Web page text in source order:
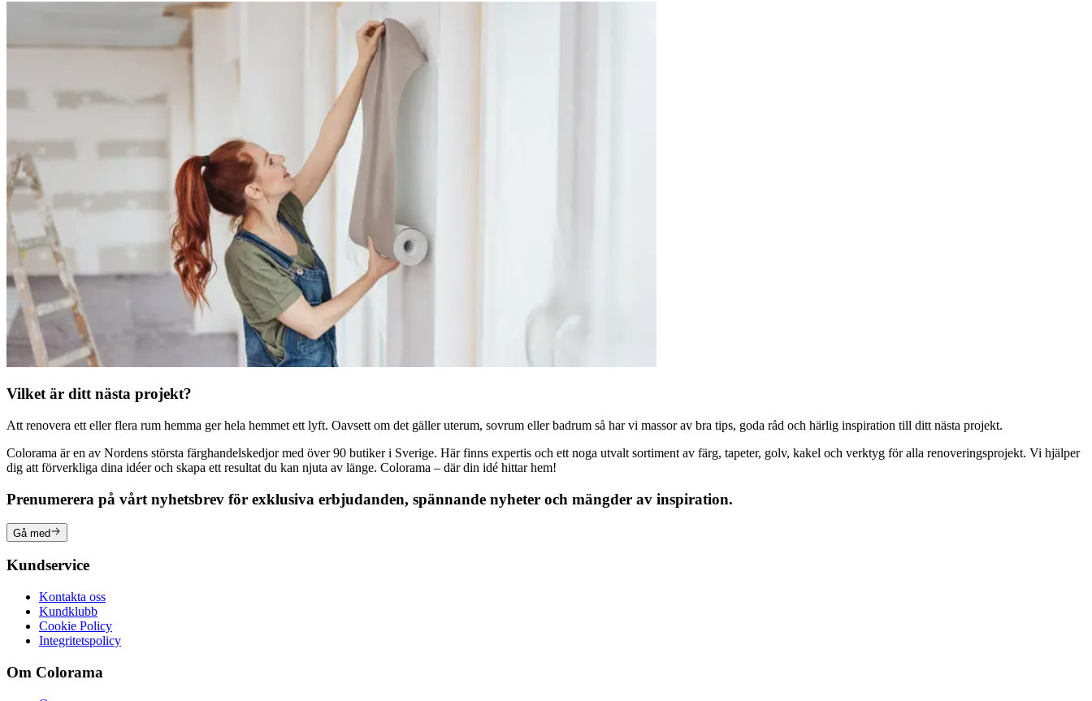
Vilket är ditt nästa projekt?
Att renovera ett eller flera rum hemma ger hela hemmet ett lyft. Oavsett om det gäller uterum, sovrum eller badrum så har vi massor av bra tips, goda råd och härlig inspiration till ditt nästa projekt.
Colorama är en av Nordens största färghandelskedjor med över 90 butiker i Sverige. Här finns expertis och ett noga utvalt sortiment av färg, tapeter, golv, kakel och verktyg för alla renoveringsprojekt. Vi hjälper
dig att förverkliga dina idéer och skapa ett resultat du kan njuta av länge. Colorama – där din idé hittar hem!
Prenumerera på vårt nyhetsbrev för exklusiva erbjudanden, spännande nyheter och mängder av inspiration.
Gå med
Kundservice
Kontakta oss
Kundklubb
Cookie Policy
Integritetspolicy
Om Colorama